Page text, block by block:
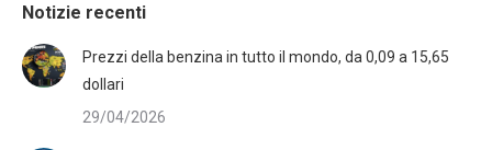
Notizie recenti
Prezzi della benzina in tutto il mondo, da 0,09 a 15,65
dollari
29/04/2026